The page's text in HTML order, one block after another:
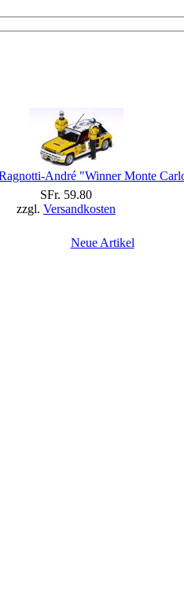
André "Winner Monte
SFr. 59.80
zzgl. Versandkosten
Neue Artikel